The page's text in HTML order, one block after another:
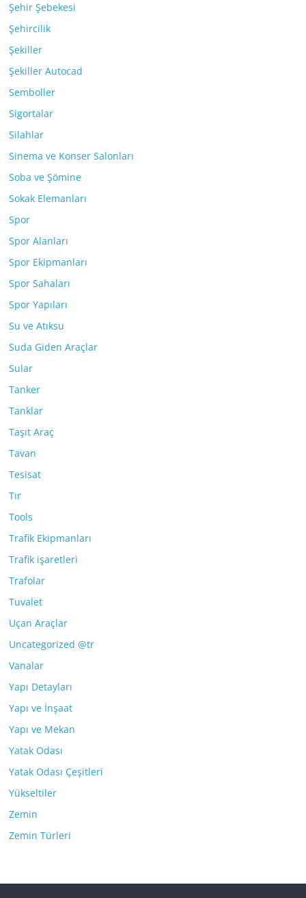
Şehir Şebekesi
Şehircilik
Şekiller
Şekiller Autocad
Semboller
Sigortalar
Silahlar
Sinema ve Konser Salonları
Soba ve Şömine
Sokak Elemanları
Spor
Spor Alanları
Spor Ekipmanları
Spor Sahaları
Spor Yapıları
Su ve Atıksu
Suda Giden Araçlar
Sular
Tanker
Tanklar
Taşıt Araç
Tavan
Tesisat
Tır
Tools
Trafik Ekipmanları
Trafik işaretleri
Trafolar
Tuvalet
Uçan Araçlar
Uncategorized @tr
Vanalar
Yapı Detayları
Yapı ve İnşaat
Yapı ve Mekan
Yatak Odası
Yatak Odası Çeşitleri
Yükseltiler
Zemin
Zemin Türleri